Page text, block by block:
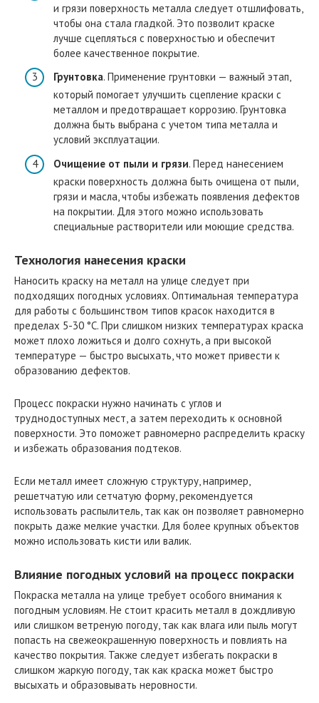
и грязи поверхность металла следует отшлифовать,
чтобы она стала гладкой. Это позволит краске
лучше сцепляться с поверхностью и обеспечит
более качественное покрытие.
Грунтовка. Применение грунтовки — важный этап,
который помогает улучшить сцепление краски с
металлом и предотвращает коррозию. Грунтовка
должна быть выбрана с учетом типа металла и
условий эксплуатации.
Очищение от пыли и грязи. Перед нанесением
краски поверхность должна быть очищена от пыли,
грязи и масла, чтобы избежать появления дефектов
на покрытии. Для этого можно использовать
специальные растворители или моющие средства.
Технология нанесения краски
Наносить краску на металл на улице следует при
подходящих погодных условиях. Оптимальная температура
для работы с большинством типов красок находится в
пределах 5-30 °C. При слишком низких температурах краска
может плохо ложиться и долго сохнуть, а при высокой
температуре — быстро высыхать, что может привести к
образованию дефектов.
Процесс покраски нужно начинать с углов и
труднодоступных мест, а затем переходить к основной
поверхности. Это поможет равномерно распределить краску
и избежать образования подтеков.
Если металл имеет сложную структуру, например,
решетчатую или сетчатую форму, рекомендуется
использовать распылитель, так как он позволяет равномерно
покрыть даже мелкие участки. Для более крупных объектов
можно использовать кисти или валик.
Влияние погодных условий на процесс покраски
Покраска металла на улице требует особого внимания к
погодным условиям. Не стоит красить металл в дождливую
или слишком ветреную погоду, так как влага или пыль могут
попасть на свежеокрашенную поверхность и повлиять на
качество покрытия. Также следует избегать покраски в
слишком жаркую погоду, так как краска может быстро
высыхать и образовывать неровности.